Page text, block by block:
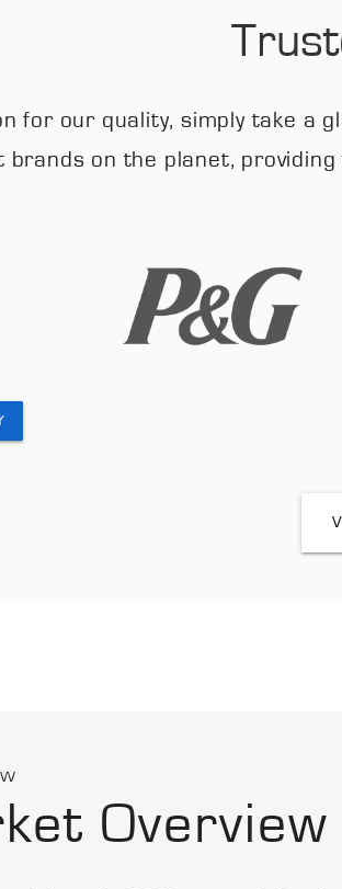
for our quality, simply take a
brands on the planet,
Overview